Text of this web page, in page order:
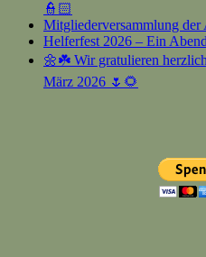
👮🏻
Mitgliederversammlung
Helferfest 2026 – Ein
🌼☘️ Wir gratulieren
März 2026 🌷🌻